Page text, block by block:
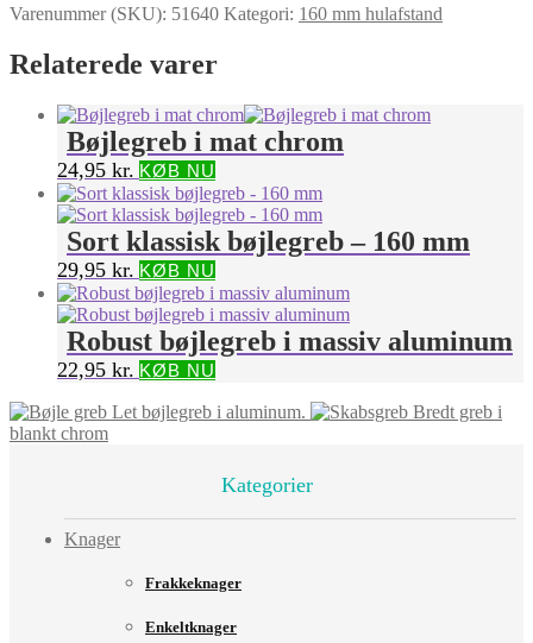
Varenummer (SKU): 51640 Kategori: 160 mm hulafstand
Relaterede varer
Bøjlegreb i mat chrom
24,95 kr. KØB NU
Sort klassisk bøjlegreb – 160 mm
29,95 kr. KØB NU
Robust bøjlegreb i massiv aluminum
22,95 kr. KØB NU
Let bøjlegreb i aluminum.
Bredt greb i
blankt chrom
Kategorier
Knager
Frakkeknager
Enkeltknager